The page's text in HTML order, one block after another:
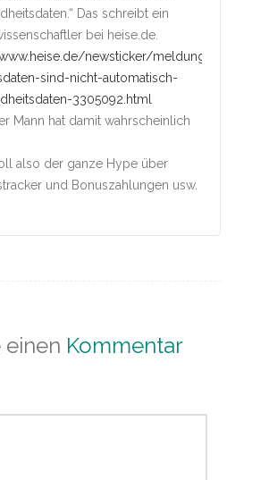
Das schreibt ein
bei heise.de.
newsticker/meldung/
sind-nicht-automatisch-
3305092.html
Mann hat damit wahrscheinlich
also der ganze Hype über
und Bonuszahlungen usw.
einen Kommentar